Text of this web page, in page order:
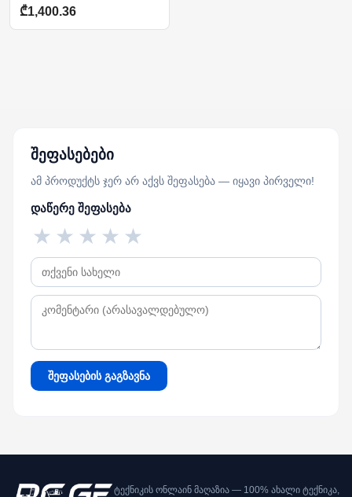
₾1,400.36
შეფასებები
ამ პროდუქტს ჯერ არ აქვს შეფასება — იყავი პირველი!
დაწერე შეფასება
★
★
★
★
★
შეფასების გაგზავნა
ტექნიკის ონლაინ მაღაზია — 100% ახალი ტექნიკა,